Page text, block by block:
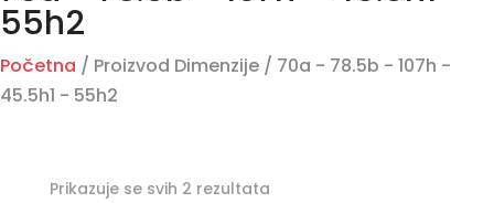
55h2
Početna / Proizvod Dimenzije / 70a - 78.5b - 107h -
45.5h1 - 55h2
Prikazuje se svih 2 rezultata